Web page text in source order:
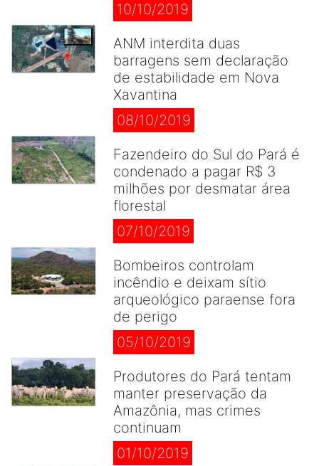
10/10/2019
ANM interdita duas
barragens sem declaração
de estabilidade em Nova
Xavantina
08/10/2019
Fazendeiro do Sul do Pará é
condenado a pagar R$ 3
milhões por desmatar área
florestal
07/10/2019
Bombeiros controlam
incêndio e deixam sítio
arqueológico paraense fora
de perigo
05/10/2019
Produtores do Pará tentam
manter preservação da
Amazônia, mas crimes
continuam
01/10/2019